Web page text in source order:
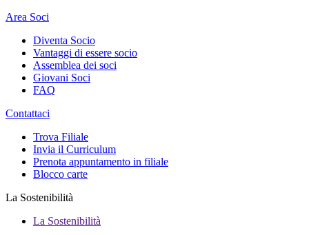
Area Soci
Diventa Socio
Vantaggi di essere socio
Assemblea dei soci
Giovani Soci
FAQ
Contattaci
Trova Filiale
Invia il Curriculum
Prenota appuntamento in filiale
Blocco carte
La Sostenibilità
La Sostenibilità